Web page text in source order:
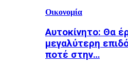
Οικονομία
Αυτοκίνητο: Θα
μεγαλύτερη
ποτέ στην…